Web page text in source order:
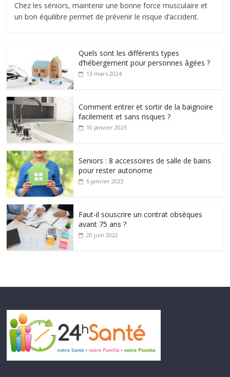
Chez les séniors, maintenir une bonne force musculaire et
un bon équilibre permet de prévenir le risque d’accident.
Quels sont les différents types
d’hébergement pour personnes âgées ?
13 mars 2024
Comment entrer et sortir de la baignoire
facilement et sans risques ?
10 janvier 2023
Seniors : 8 accessoires de salle de bains
pour rester autonome
6 janvier 2023
Faut-il souscrire un contrat obsèques
avant 75 ans ?
20 juin 2022